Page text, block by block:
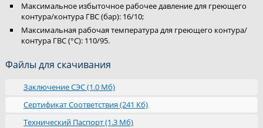
Максимальное избыточное рабочее давление для греющего
контура/контура ГВС (бар): 16/10;
Максимальная рабочая температура для греющего контура/
контура ГВС (°С): 110/95.
Файлы для скачивания
Заключение СЭС (1.0 Мб)
Сертификат Соответствия (241 Кб)
Технический Паспорт (1.3 Мб)